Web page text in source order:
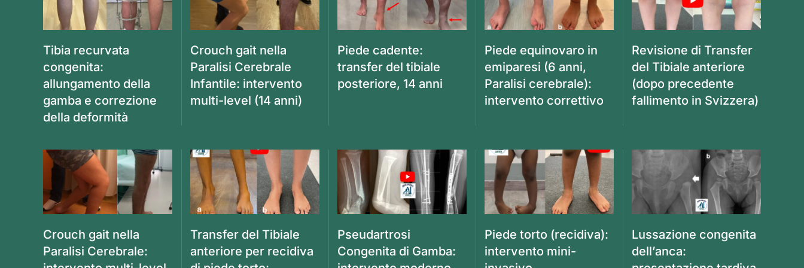
Tibia recurvata
congenita:
allungamento della
gamba e correzione
della deformità
Crouch gait nella
Paralisi Cerebrale
Infantile: intervento
multi-level (14 anni)
Piede cadente:
transfer del tibiale
posteriore, 14 anni
Piede equinovaro in
emiparesi (6 anni,
Paralisi cerebrale):
intervento correttivo
Revisione di Transfer
del Tibiale anteriore
(dopo precedente
fallimento in Svizzera)
Crouch gait nella
Paralisi Cerebrale:
Transfer del Tibiale
anteriore per recidiva
Pseudartrosi
Congenita di Gamba:
Piede torto (recidiva):
intervento mini-
Lussazione congenita
dell’anca: